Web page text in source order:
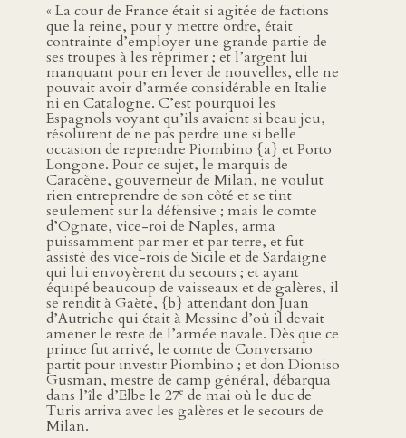
« La cour de France était si agitée de factions
que la reine, pour y mettre ordre, était
contrainte d’employer une grande partie de
ses troupes à les réprimer ; et l’argent lui
manquant pour en lever de nouvelles, elle ne
pouvait avoir d’armée considérable en Italie
ni en Catalogne. C’est pourquoi les
Espagnols voyant qu’ils avaient si beau jeu,
résolurent de ne pas perdre une si belle
occasion de reprendre Piombino {a} et Porto
Longone. Pour ce sujet, le marquis de
Caracène, gouverneur de Milan, ne voulut
rien entreprendre de son côté et se tint
seulement sur la défensive ; mais le comte
d’Ognate, vice-roi de Naples, arma
puissamment par mer et par terre, et fut
assisté des vice-rois de Sicile et de Sardaigne
qui lui envoyèrent du secours ; et ayant
équipé beaucoup de vaisseaux et de galères, il
se rendit à Gaète, {b} attendant don Juan
d’Autriche qui était à Messine d’où il devait
amener le reste de l’armée navale. Dès que ce
prince fut arrivé, le comte de Conversano
partit pour investir Piombino ; et don Dioniso
Gusman, mestre de camp général, débarqua
dans l’île d’Elbe le 27e de mai où le duc de
Turis arriva avec les galères et le secours de
Milan.